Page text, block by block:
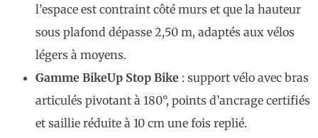
l’espace est contraint côté murs et que la hauteur
sous plafond dépasse 2,50 m, adaptés aux vélos
légers à moyens.
Gamme BikeUp Stop Bike : support vélo avec bras
articulés pivotant à 180°, points d’ancrage certifiés
et saillie réduite à 10 cm une fois replié.